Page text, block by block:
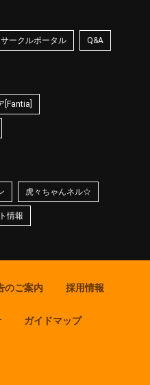
サークルポータル Q&A
[Fantia]
虎々ちゃんネル☆
情報
のご案内 採用情報
ガイドマップ